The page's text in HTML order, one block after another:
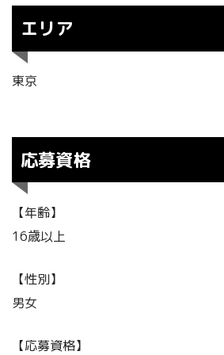
エリア
東京
応募資格
【年齢】
16歳以上
【性別】
男女
【応募資格】